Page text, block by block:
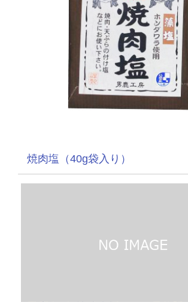
焼肉塩（40g袋入り）